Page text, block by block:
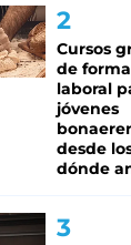
Cursos
de
laboral
jóvenes
desde
dónde